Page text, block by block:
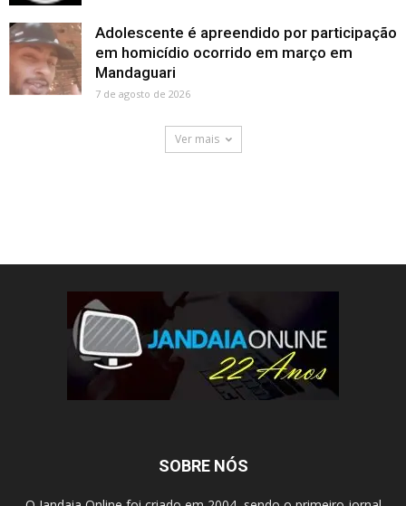
Adolescente é apreendido por participação
em homicídio ocorrido em março em
Mandaguari
7 de agosto de 2026
Ver mais
SOBRE NÓS